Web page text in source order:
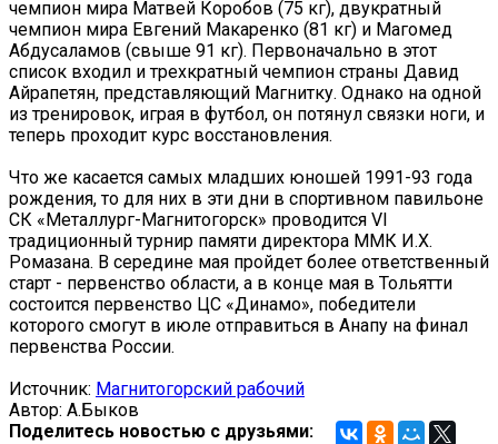
чемпион мира Матвей Коробов (75 кг), двукратный
чемпион мира Евгений Макаренко (81 кг) и Магомед
Абдусаламов (свыше 91 кг). Первоначально в этот
список входил и трехкратный чемпион страны Давид
Айрапетян, представляющий Магнитку. Однако на одной
из тренировок, играя в футбол, он потянул связки ноги, и
теперь проходит курс восстановления.
Что же касается самых младших юношей 1991-93 года
рождения, то для них в эти дни в спортивном павильоне
СК «Металлург-Магнитогорск» проводится VI
традиционный турнир памяти директора ММК И.Х.
Ромазана. В середине мая пройдет более ответственный
старт - первенство области, а в конце мая в Тольятти
состоится первенство ЦС «Динамо», победители
которого смогут в июле отправиться в Анапу на финал
первенства России.
Источник: Магнитогорский рабочий
Автор: А.Быков
Поделитесь новостью с друзьями: